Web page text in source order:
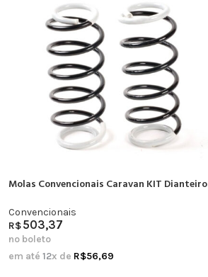
Molas Convencionais Caravan KIT Dianteiro
Convencionais
R$503,37
no boleto
em até12x de R$56,69